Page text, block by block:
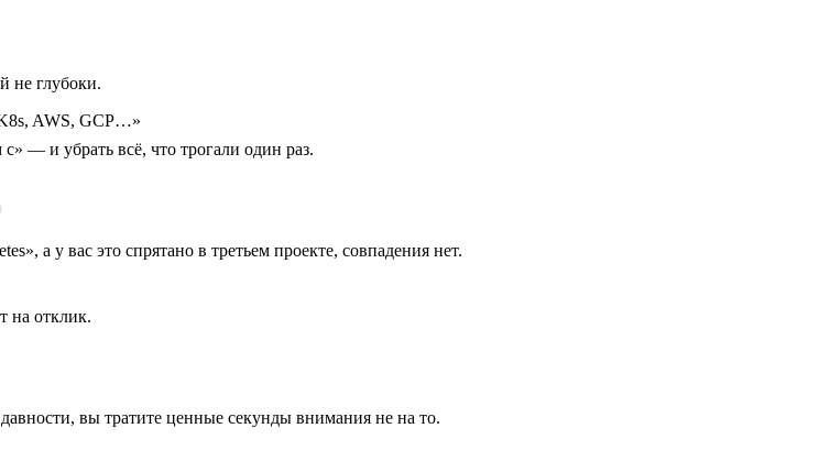
не глубоки.
AWS, GCP…»
— и убрать всё, что трогали один раз.
а у вас это спрятано в третьем проекте, совпадения нет.
на отклик.
вы тратите ценные секунды внимания не на то.